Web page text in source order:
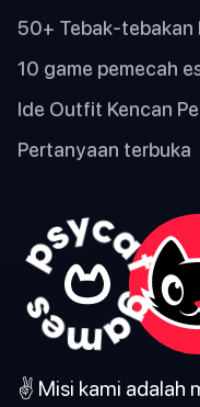
50+ Tebak-tebakan
10 game pemecah
Ide Outfit Kencan
Pertanyaan terbuka
✌️ Misi kami adalah